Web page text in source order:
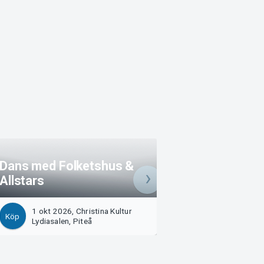
med Folketshus &
Köp
1 okt 2026, Christina Kultur
Lydiasalen, Piteå